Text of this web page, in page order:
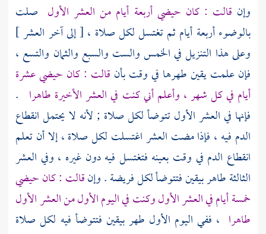
وإن قالت : كان حيضي أربعة أيام من العشر الأول صلت
بالوضوء أربعة أيام ثم تغتسل لكل صلاة ، [ إلى آخر العشر ]
وعلى هذا التنزيل في الخمس والست والسبع والثمان والتسع ،
فإن علمت يقين طهرها في وقت بأن قالت : كان حيضي عشرة
أيام في كل شهر ، وأعلم أني كنت في العشر الأخيرة طاهرا .
فإنها في العشر الأول تتوضأ لكل صلاة ; لأنه لا يحتمل انقطاع
الدم فيه ، فإذا مضت العشر اغتسلت لكل صلاة ، إلا أن تعلم
انقطاع الدم في وقت بعينه فتغتسل فيه دون غيره ، وفي العشر
الثالثة طاهر بيقين فتتوضأ لكل فريضة . وإنقالت : كان حيضي
خمسة أيام في العشر الأول وكنت في اليوم الأول من العشر الأول
طاهرا ، ففي اليوم الأول طهر بيقين فتتوضأ فيه لكل صلاة